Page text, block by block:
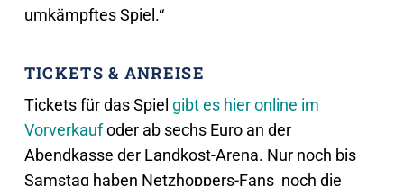
umkämpftes Spiel.“
TICKETS & ANREISE
Tickets für das Spiel gibt es hier online im
Vorverkaufoder ab sechs Euro an der
Abendkasse der Landkost-Arena. Nur noch bis
Samstag haben Netzhoppers-Fans noch die